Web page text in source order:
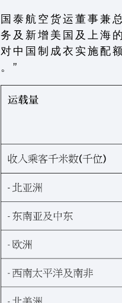
国 泰 航 空 货 运 董 事 兼
务 及 新 增 美 国 及 上 海
对 中 国 制 成 衣 实 施 配
。 ”